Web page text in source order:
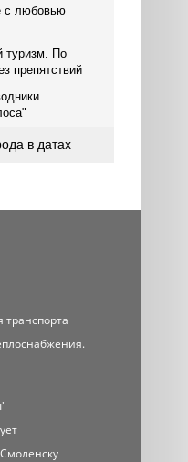
с любовью
туризм. По
препятствий
в датах